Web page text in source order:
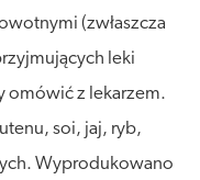
(zwłaszcza
leki
omówić z lekarzem.
soi, jaj, ryb,
Wyprodukowano